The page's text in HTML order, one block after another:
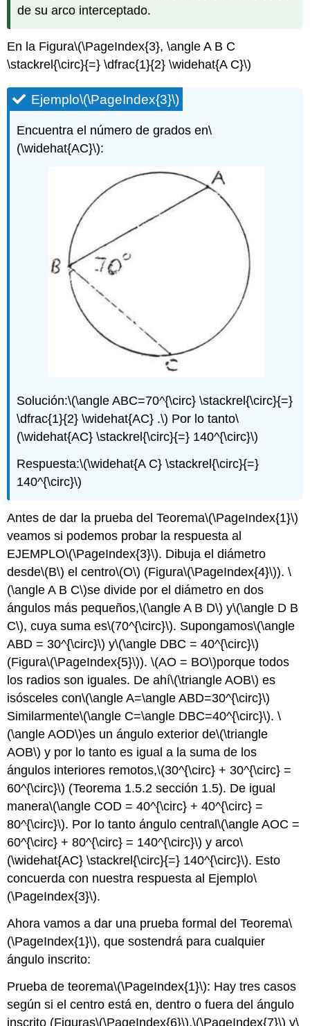
de su arco interceptado.
En la Figura\(\PageIndex{3}, \angle A B C
\stackrel{\circ}{=} \dfrac{1}{2} \widehat{A C}\)
Ejemplo\(\PageIndex{3}\)
Encuentra el número de grados en\
(\widehat{AC}\):
Solución:\(\angle ABC=70^{\circ} \stackrel{\circ}{=}
\dfrac{1}{2} \widehat{AC} .\) Por lo tanto\
(\widehat{AC} \stackrel{\circ}{=} 140^{\circ}\)
Respuesta:\(\widehat{A C} \stackrel{\circ}{=}
140^{\circ}\)
Antes de dar la prueba del Teorema\(\PageIndex{1}\)
veamos si podemos probar la respuesta al
EJEMPLO\(\PageIndex{3}\). Dibuja el diámetro
desde\(B\) el centro\(O\) (Figura\(\PageIndex{4}\)).\
(\angle A B C\)se divide por el diámetro en dos
ángulos más pequeños,\(\angle A B D\) y\(\angle D B
C\), cuya suma es\(70^{\circ}\). Supongamos\(\angle
ABD = 30^{\circ}\) y\(\angle DBC = 40^{\circ}\)
(Figura\(\PageIndex{5}\)).\(AO = BO\)porque todos
los radios son iguales. De ahí\(\triangle AOB\) es
isósceles con\(\angle A=\angle ABD=30^{\circ}\)
Similarmente\(\angle C=\angle DBC=40^{\circ}\).\
(\angle AOD\)es un ángulo exterior de\(\triangle
AOB\) y por lo tanto es igual a la suma de los
ángulos interiores remotos,\(30^{\circ} + 30^{\circ} =
60^{\circ}\) (Teorema 1.5.2 sección 1.5). De igual
manera\(\angle COD = 40^{\circ} + 40^{\circ} =
80^{\circ}\). Por lo tanto ángulo central\(\angle AOC =
60^{\circ} + 80^{\circ} = 140^{\circ}\) y arco\
(\widehat{AC} \stackrel{\circ}{=} 140^{\circ}\). Esto
concuerda con nuestra respuesta al Ejemplo\
(\PageIndex{3}\).
Ahora vamos a dar una prueba formal del Teorema\
(\PageIndex{1}\), que sostendrá para cualquier
ángulo inscrito:
Prueba de teorema\(\PageIndex{1}\): Hay tres casos
según si el centro está en, dentro o fuera del ángulo
inscrito (Figuras\(\PageIndex{6}\),\(\PageIndex{7}\) y\